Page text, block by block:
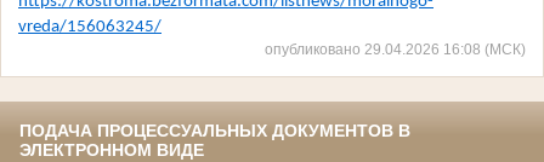
vreda/156063245/
опубликовано 29.04.2026 16:08 (МСК)
ПОДАЧА ПРОЦЕССУАЛЬНЫХ ДОКУМЕНТОВ В
ЭЛЕКТРОННОМ ВИДЕ